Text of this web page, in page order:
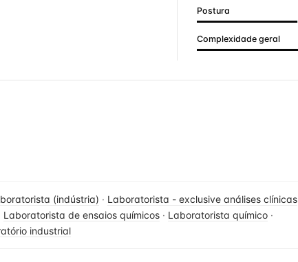
Postura
Complexidade geral
(indústria) · Laboratorista - exclusive análises clínicas
Laboratorista de ensaios químicos · Laboratorista químico ·
industrial